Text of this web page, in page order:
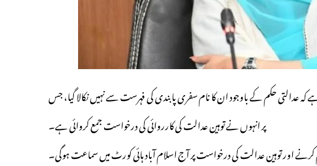
عدالتی حکم کے باوجود ان کا نام سفری پابندی کی فہرست سے نہیں نکالا گیا، جس
پر انہوں نے توہین عدالت کی کارروائی کی درخواست جمع کروائی ہے۔
اور توہین عدالت کی درخواست پر آج اسلام آباد ہائی کورٹ میں سماعت ہوگی۔